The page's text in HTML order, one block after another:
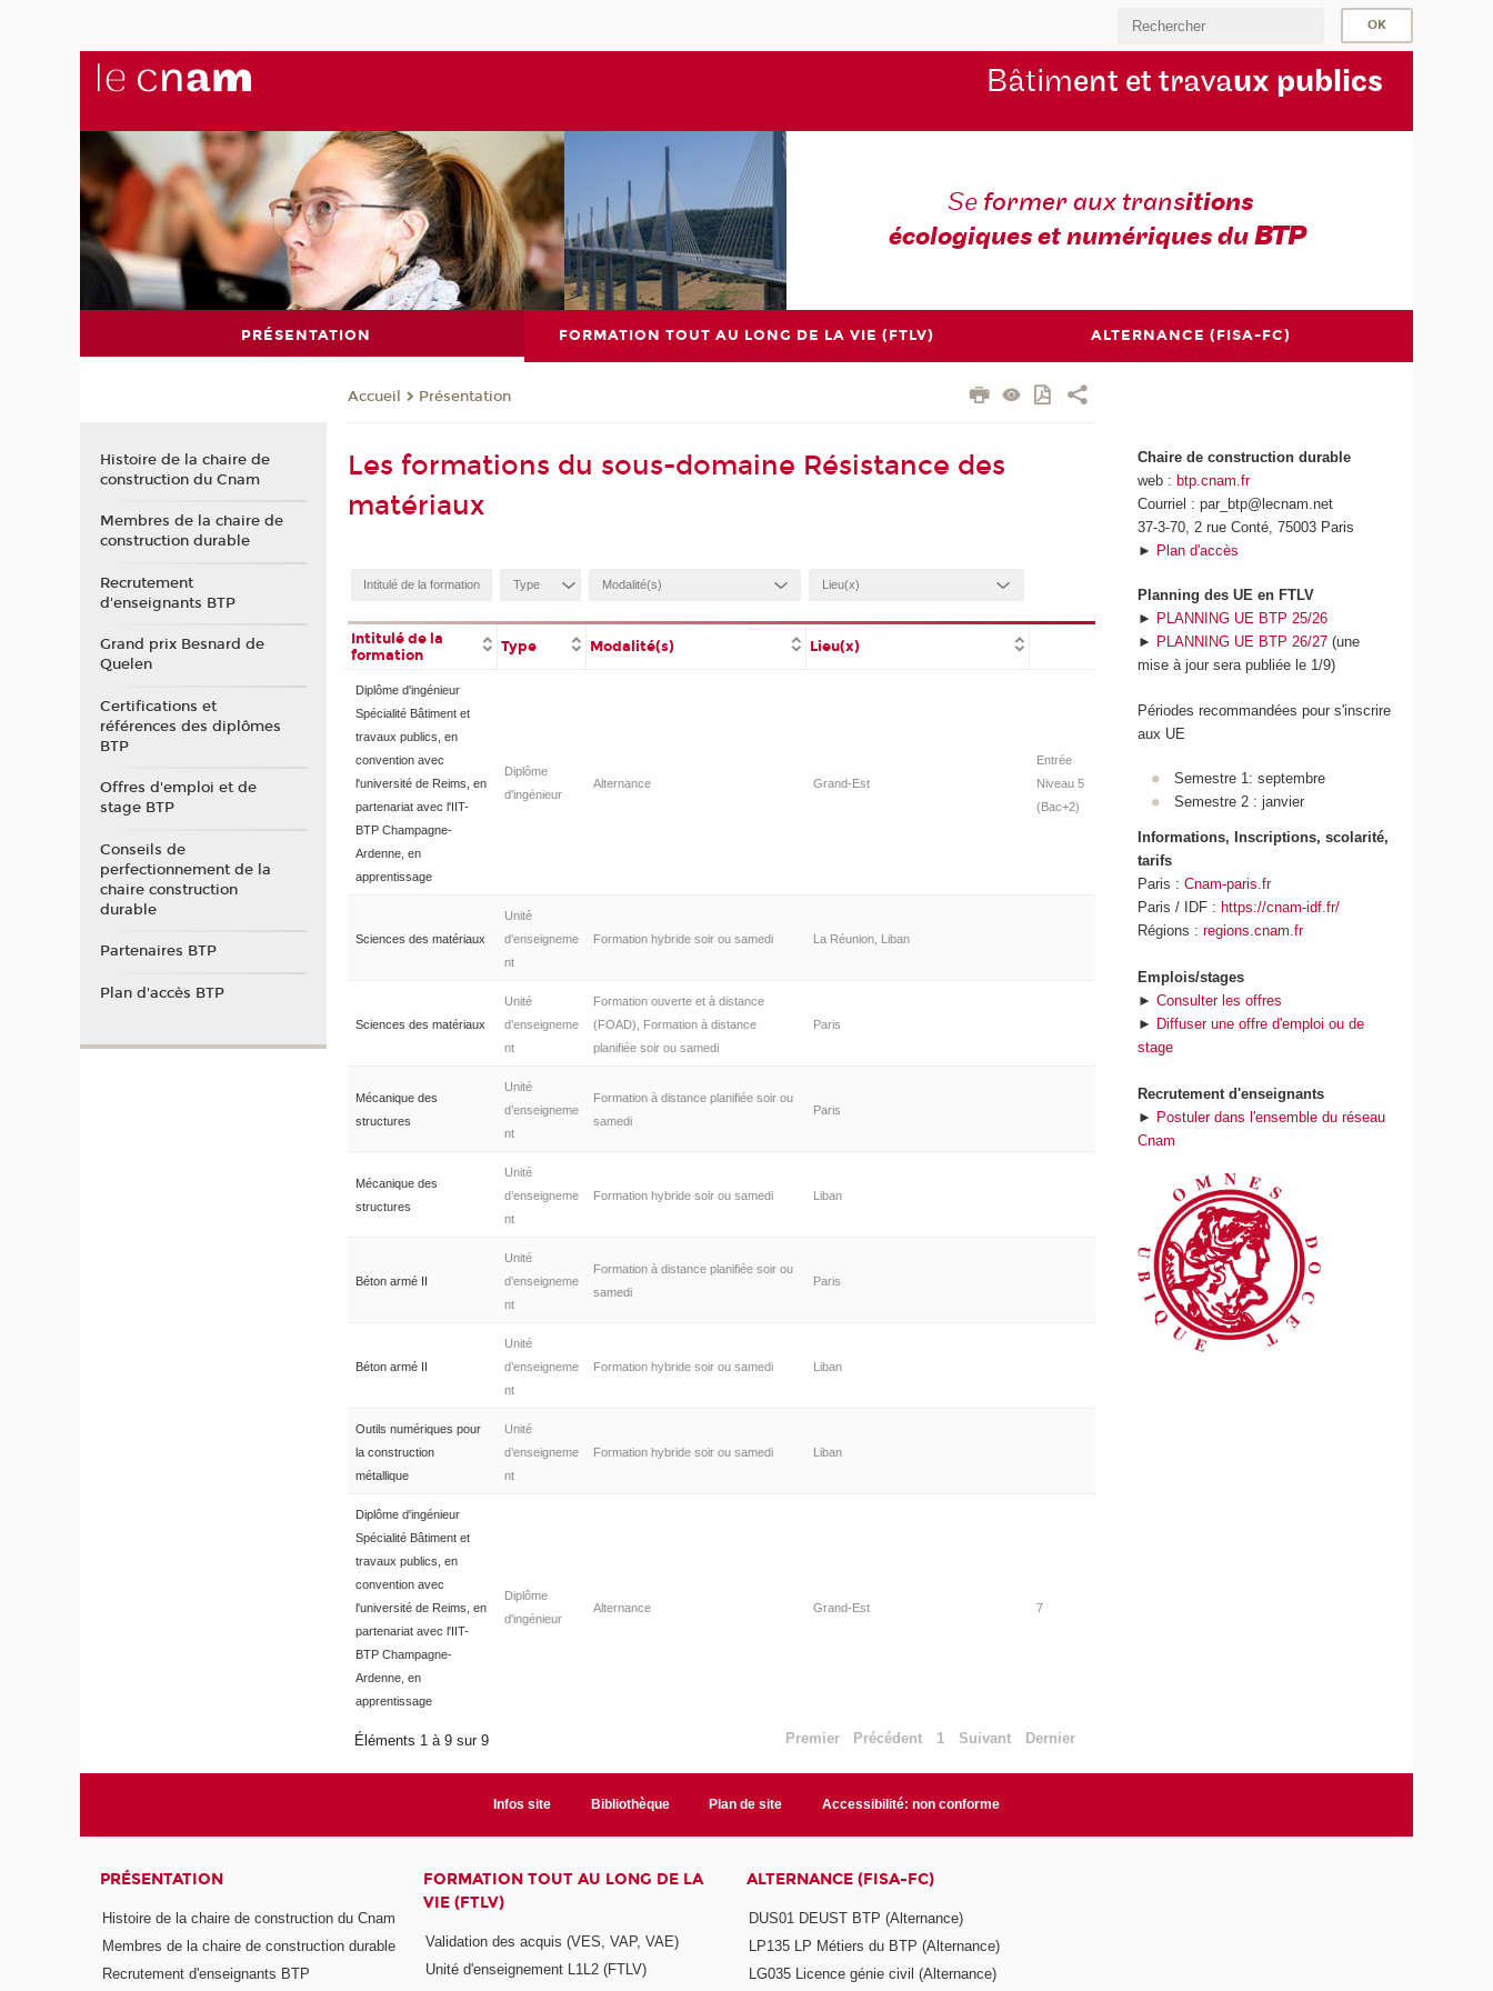
Bâtiment et travaux publics
Se former aux transitions
écologiques et numériques duBTP
PRÉSENTATION FORMATION TOUT AU LONG DE LA VIE (FTLV) ALTERNANCE (FISA-FC)
Accueil Présentation
Les formations du sous-domaine Résistance des
matériaux
Intitulé de la
formation
Type Modalité(s) Lieu(x)
Diplôme d'ingénieur
Spécialité Bâtiment et
travaux publics, en
convention avec
l'université de Reims, en
partenariat avec l'IIT-
BTP Champagne-
Ardenne, en
apprentissage
Diplôme
d'ingénieur
Alternance Grand-Est
Entrée
Niveau 5
(Bac+2)
Sciences des matériaux
Unité
d’enseigneme
nt
Formation hybride soir ou samedi La Réunion, Liban
Sciences des matériaux
Unité
d’enseigneme
nt
Formation ouverte et à distance
(FOAD), Formation à distance
planifiée soir ou samedi
Paris
Mécanique des
structures
Unité
d’enseigneme
nt
Formation à distance planifiée soir ou
samedi
Paris
Mécanique des
structures
Unité
d’enseigneme
nt
Formation hybride soir ou samedi Liban
Béton armé II
Unité
d’enseigneme
nt
Formation à distance planifiée soir ou
samedi
Paris
Béton armé II
Unité
d’enseigneme
nt
Formation hybride soir ou samedi Liban
Outils numériques pour
la construction
métallique
Unité
d’enseigneme
nt
Formation hybride soir ou samedi Liban
Diplôme d'ingénieur
Spécialité Bâtiment et
travaux publics, en
convention avec
l'université de Reims, en
partenariat avec l'IIT-
BTP Champagne-
Ardenne, en
apprentissage
Diplôme
d'ingénieur
Alternance Grand-Est 7
Éléments 1 à 9 sur 9 Premier Précédent 1 Suivant Dernier
Chaire de construction durable
web :btp.cnam.fr
Courriel : par_btp@lecnam.net
37-3-70, 2 rue Conté, 75003 Paris
► Plan d'accès
Planning des UE en FTLV
► PLANNING UE BTP 25/26
► PLANNING UE BTP 26/27 (une
mise à jour sera publiée le 1/9)
Périodes recommandées pour s'inscrire
aux UE
Semestre 1: septembre
Semestre 2 : janvier
Informations, Inscriptions, scolarité,
tarifs
Paris :Cnam-paris.fr
Paris / IDF :https://cnam-idf.fr/
Régions :regions.cnam.fr
Emplois/stages
►Consulter les offres
► Diffuser une offre d'emploi ou de
stage
Recrutement d'enseignants
► Postuler dans l'ensemble du réseau
Cnam
Histoire de la chaire de
construction du Cnam
Membres de la chaire de
construction durable
Recrutement
d'enseignants BTP
Grand prix Besnard de
Quelen
Certifications et
références des diplômes
BTP
Offres d'emploi et de
stage BTP
Conseils de
perfectionnement de la
chaire construction
durable
Partenaires BTP
Plan d'accès BTP
Infos site Bibliothèque Plan de site Accessibilité: non conforme
PRÉSENTATION
Histoire de la chaire de construction du Cnam
Membres de la chaire de construction durable
Recrutement d'enseignants BTP
FORMATION TOUT AU LONG DE LA
VIE (FTLV)
Validation des acquis (VES, VAP, VAE)
Unité d'enseignement L1L2 (FTLV)
ALTERNANCE (FISA-FC)
DUS01 DEUST BTP (Alternance)
LP135 LP Métiers du BTP (Alternance)
LG035 Licence génie civil (Alternance)